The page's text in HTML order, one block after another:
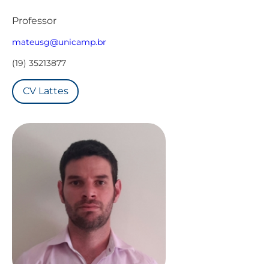
Professor
mateusg@unicamp.br
(19) 35213877
CV Lattes